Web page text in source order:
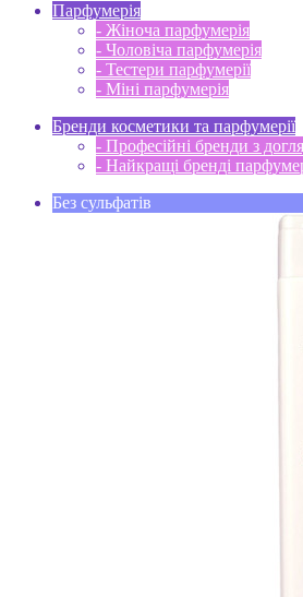
Парфумерія
- Жіноча парфумерія
- Чоловіча парфумерія
- Тестери парфумерії
- Міні парфумерія
Бренди косметики та парфумерії
- Професійні бренди з
- Найкращі бренді
Без сульфатів